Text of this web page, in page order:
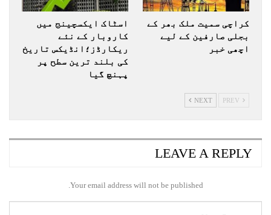
کراچی سمیت ملک بھر کے
بجلی صارفین کے لیے
اچھی خبر
اسٹاک ایکسچینج میں
کاروبار کے نئے
ریکارڈز؛انڈیکس تاریخ
کی بلند ترین سطح پر
پہنچ گیا
NEXT
LEAVE A REPLY
Your email address will not be published.